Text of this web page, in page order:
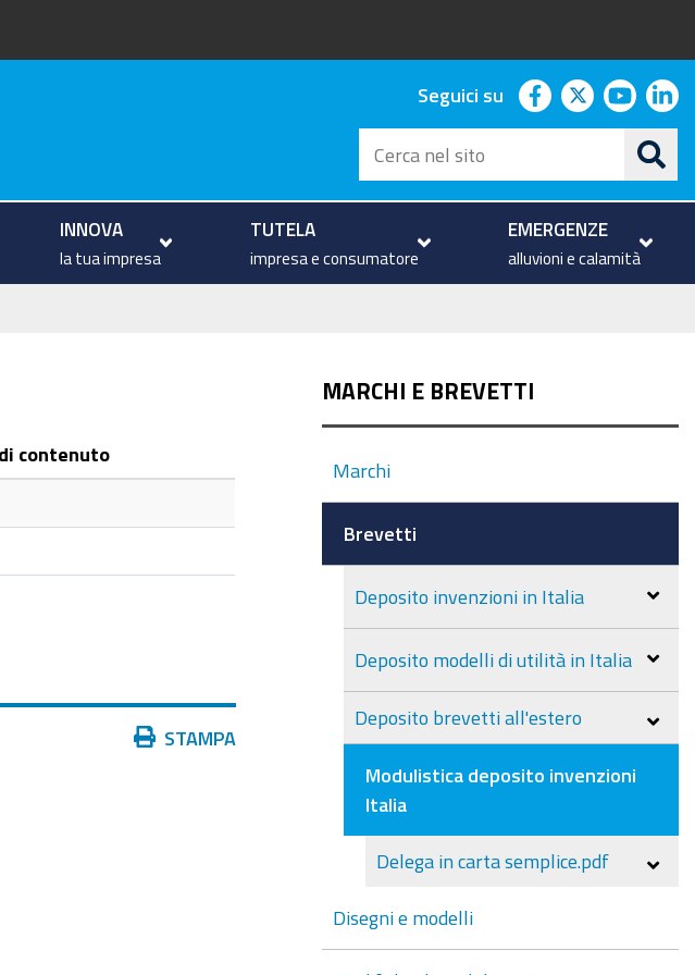
Seguici su facebook
twitter
Cerca
nel
sito
INNOVA
la tua impresa
TUTELA
impresa e consumatore
EMERGENZE
alluvioni e calamità
contenuto
Azioni STAMPA
MARCHI E BREVETTI
Marchi
Brevetti
Deposito invenzioni in Italia
Deposito modelli di utilità in Italia
Deposito brevetti all'estero
Modulistica deposito invenzioni
Italia
Delega in carta semplice.pdf
Disegni e modelli